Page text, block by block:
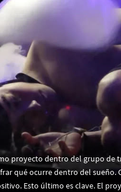
proyecto dentro del grupo de
qué ocurre dentro del sueño.
Esto último es clave. El